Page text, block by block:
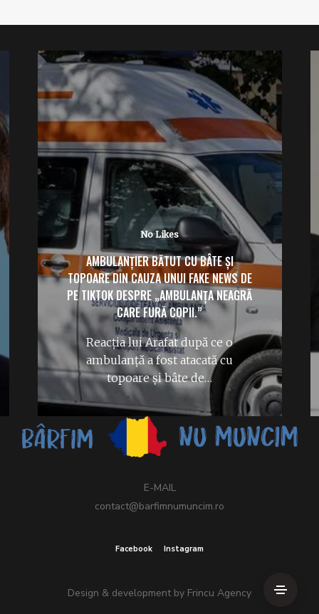
No Likes
AMBULANȚIER BĂTUT CU BÂTE ȘI
TOPOARE DIN CAUZA UNUI FAKE NEWS DE
PE TIKTOK DESPRE „AMBULANȚA NEAGRĂ
CARE FURĂ COPII.”
Reacția lui Arafat după ce o
ambulanță a fost atacată cu
topoare și bâte de…
E-MAIL
contact@barfimnumuncim.ro
Facebook Instagram
Design & development by Frincu Agency